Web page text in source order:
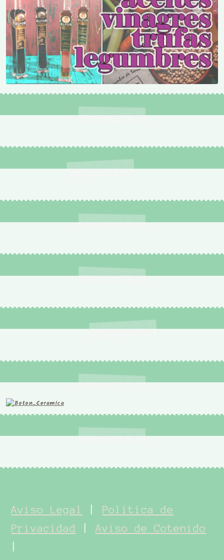
Aviso Legal
Política de
Privacidad
|Aviso de Cotenido